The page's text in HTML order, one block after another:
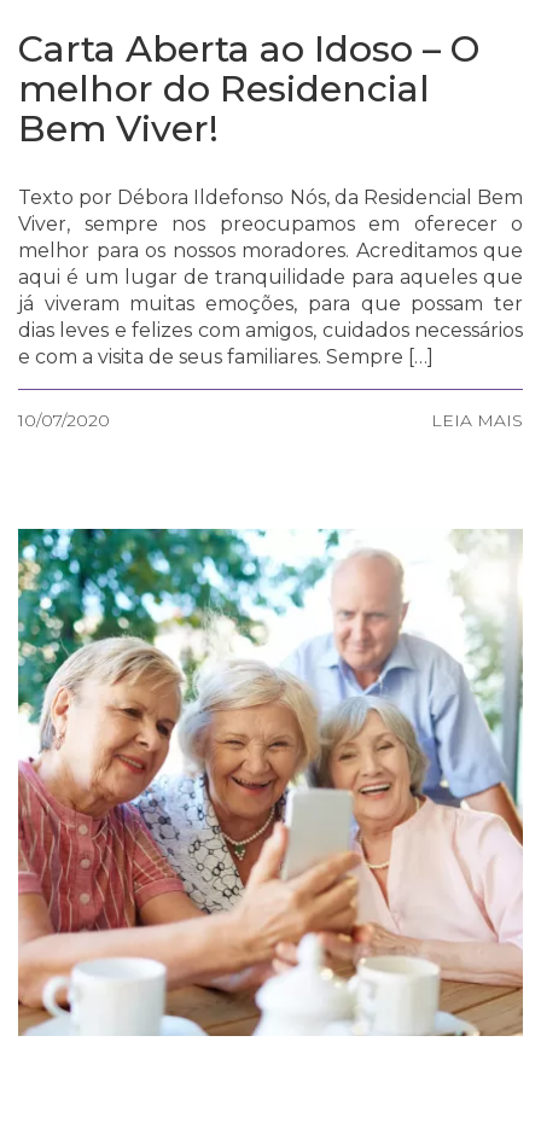
Carta Aberta ao Idoso – O
melhor do Residencial
Bem Viver!
Texto por Débora Ildefonso Nós, da Residencial Bem
Viver, sempre nos preocupamos em oferecer o
melhor para os nossos moradores. Acreditamos que
aqui é um lugar de tranquilidade para aqueles que
já viveram muitas emoções, para que possam ter
dias leves e felizes com amigos, cuidados necessários
e com a visita de seus familiares. Sempre […]
10/07/2020 LEIA MAIS